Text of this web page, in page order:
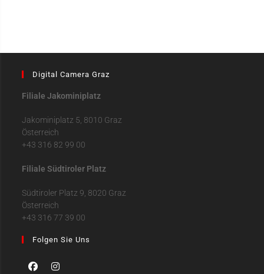
Digital Camera Graz
Filiale Jakominiplatz
Jakominiplatz 5, 8010 Graz
Österreich
+43 316 82 99 00
Filiale Südtiroler Platz
Südtiroler Platz 9, 8020 Graz
Österreich
+43 316 77 39 00
Folgen Sie Uns